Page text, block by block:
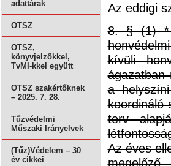
adattárak
OTSZ
OTSZ,
könyvjelzőkkel,
TvMI-kkel együtt
OTSZ szakértőknek
– 2025. 7. 28.
Tűzvédelmi
Műszaki Irányelvek
(Tűz)Védelem – 30
év cikkei
Az eddigi
8. § (1) *
kívüli
ágazatban
a
koordináló
terv
Az éves